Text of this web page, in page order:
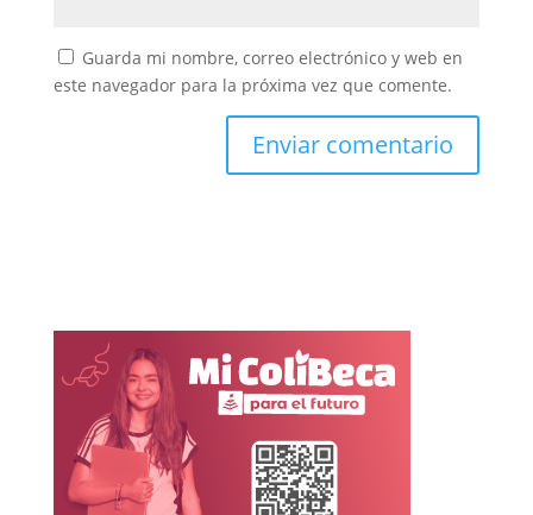
Guarda mi nombre, correo electrónico y web en
este navegador para la próxima vez que comente.